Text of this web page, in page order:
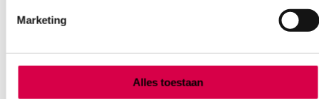
Marketing
Alles toestaan